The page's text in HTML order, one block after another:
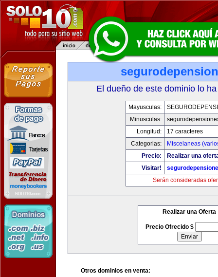
El dueño de este dominio lo
Mayusculas:
Minusculas:
Longitud:
17 caracteres
Categorias:
Miscelaneas
Precio:
Realizar una
Visitar!
Serán consideradas
Realizar una Oferta
Precio Ofrecido $
Otros dominios en venta: